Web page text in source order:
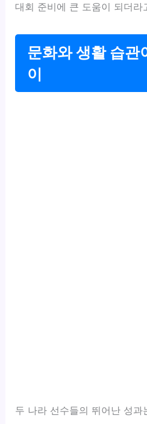
대회 준비에 큰 도움이 되더라
문화와 생활 습관
이
두 나라 선수들의 뛰어난 성